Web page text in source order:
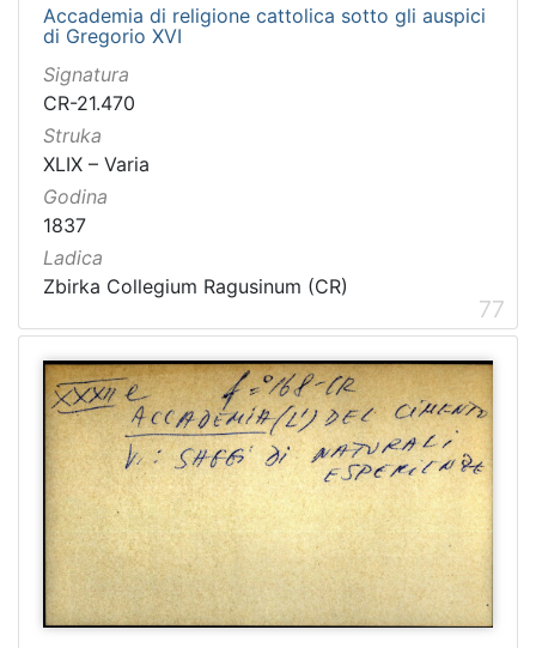
Accademia di religione cattolica sotto gli auspici
di Gregorio XVI
Signatura
CR-21.470
Struka
XLIX – Varia
Godina
1837
Ladica
Zbirka Collegium Ragusinum (CR)
77